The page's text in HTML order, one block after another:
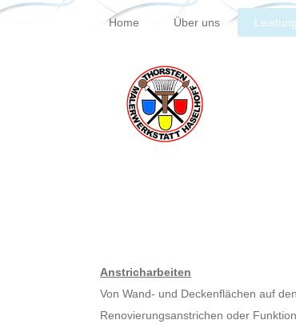
Home Über uns
Anstricharbeiten
Von Wand- und Deckenflächen auf
Renovierungsanstrichen oder